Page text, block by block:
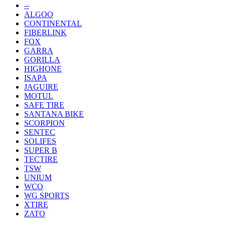
--
ALGOO
CONTINENTAL
FIBERLINK
FOX
GARRA
GORILLA
HIGHONE
ISAPA
JAGUIRE
MOTUL
SAFE TIRE
SANTANA BIKE
SCORPION
SENTEC
SOLIFES
SUPER B
TECTIRE
TSW
UNIUM
WCO
WG SPORTS
XTIRE
ZATO